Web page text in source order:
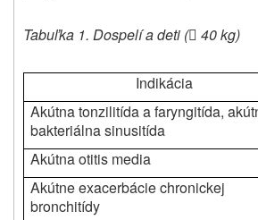
Tabuľka 1. Dospelí a deti ( 40 kg)
Indikácia
Akútna tonzilitída a faryngitída,
bakteriálna sinusitída
Akútna otitis media
Akútne exacerbácie chronickej
bronchitídy